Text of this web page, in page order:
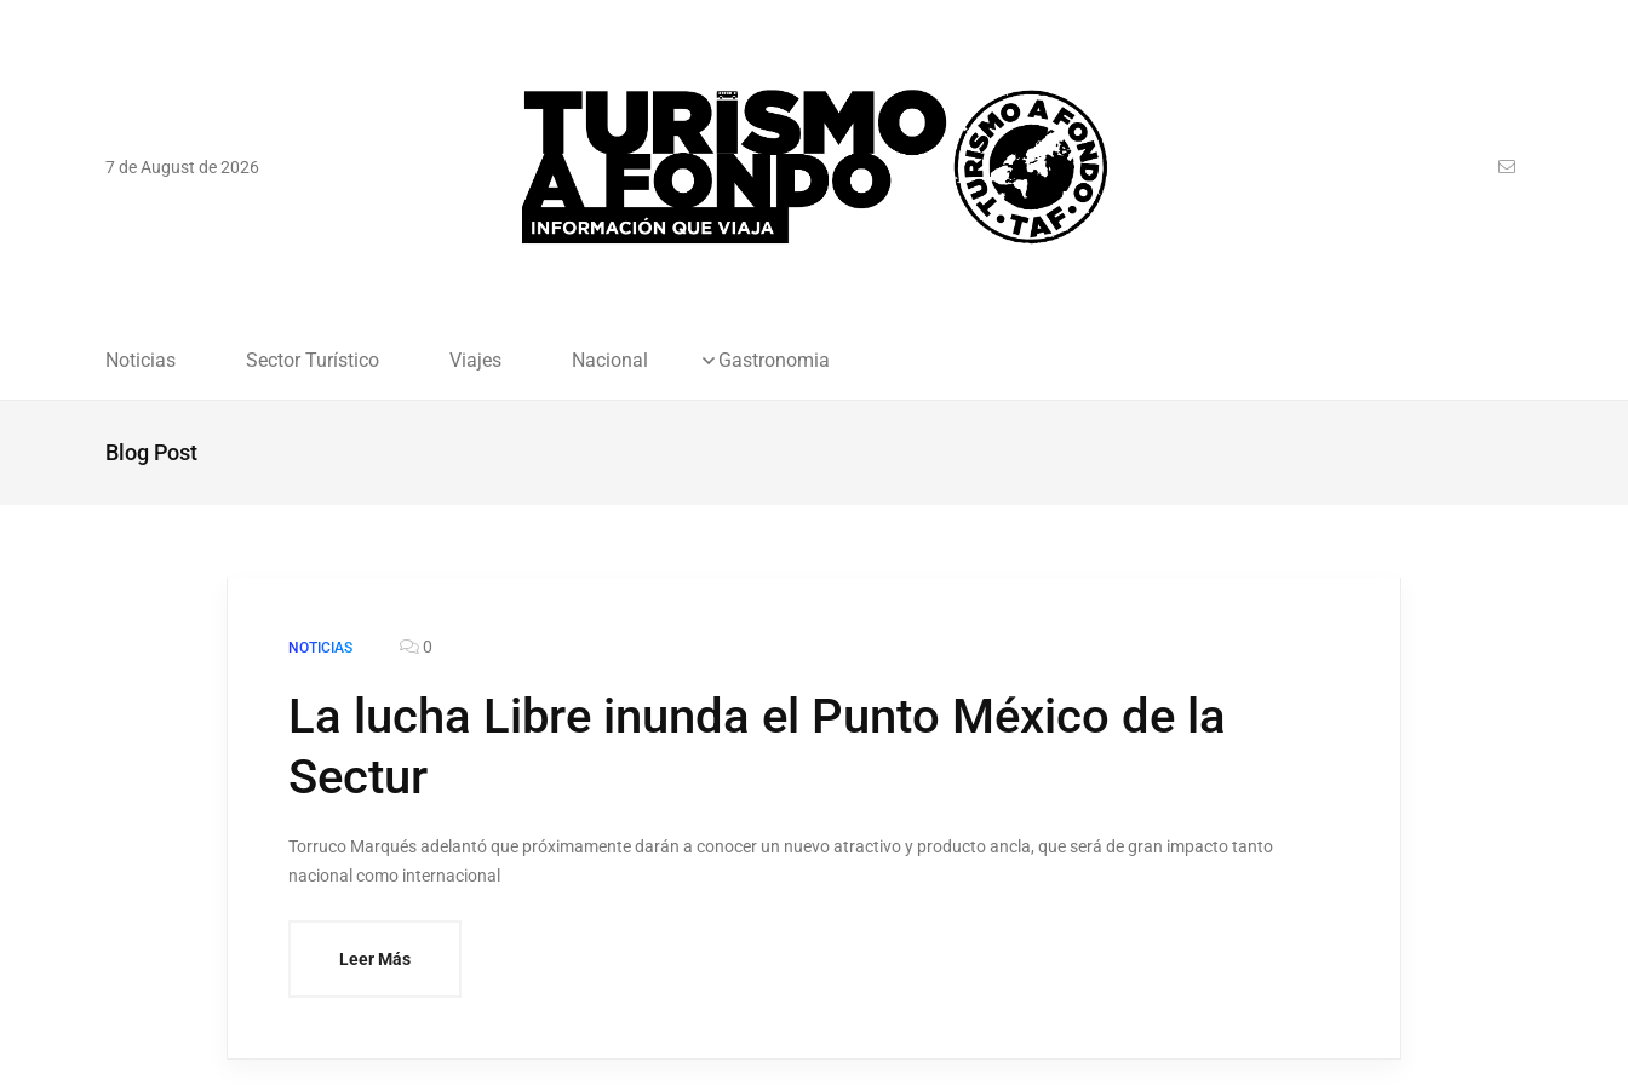
7 de August de 2026
Noticias Sector Turístico Viajes Nacional Gastronomia
Blog Post
NOTICIAS 0
La lucha Libre inunda el Punto México de la
Sectur
Torruco Marqués adelantó que próximamente darán a conocer un nuevo atractivo y producto ancla, que será de gran impacto tanto
nacional como internacional
Leer Más